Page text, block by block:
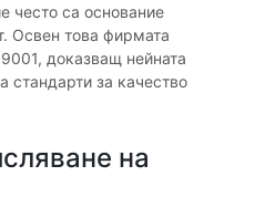
често са основание
Освен това фирмата
доказващ нейната
стандарти за качество
на